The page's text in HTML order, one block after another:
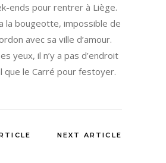
ends pour rentrer à Liège.
la bougeotte, impossible de
avec sa ville d’amour.
yeux, il n’y a pas d’endroit
que le Carré pour festoyer.
NEXT ARTICLE